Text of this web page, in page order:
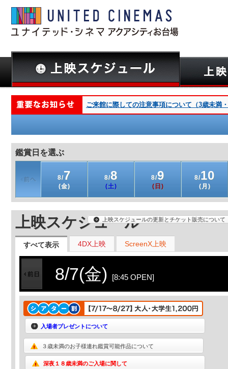
ご来館に際しての注意事項について（3歳未満
鑑賞日を選ぶ
8/7
(金)
8/8
(土)
8/9
(日)
8/10
(月)
上映スケジュール
すべて表示 4DX上映 ScreenX上映
上映スケジュールの更新とチケット販売について
8/7(金) [8:45 OPEN]
入場者プレゼントについて
３歳未満のお子様連れ鑑賞可能作品について
深夜１８歳未満のご入場に関して